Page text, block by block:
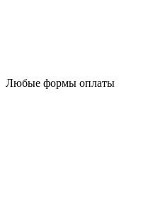
Любые формы оплаты